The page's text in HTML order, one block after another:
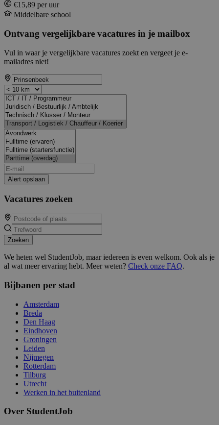
€15,89 per uur
Middelbare school
Ontvang vergelijkbare vacatures in je mailbox
Vul in waar je vergelijkbare vacatures zoekt en vergeet je e-
mailadres niet!
Alert opslaan
Vacatures zoeken
Zoeken
We heten wel StudentJob, maar iedereen is even welkom. Ook als je
al wat meer ervaring hebt. Meer weten? Check onze FAQ.
Bijbanen per stad
Amsterdam
Breda
Den Haag
Eindhoven
Groningen
Leiden
Nijmegen
Rotterdam
Tilburg
Utrecht
Werken in het buitenland
Over StudentJob